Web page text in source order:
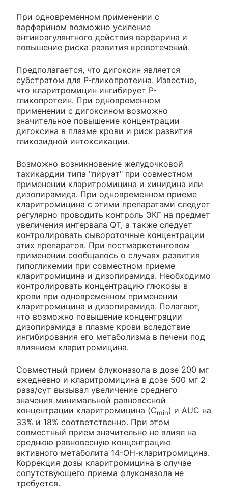
При одновременном применении с
варфарином возможно усиление
антикоагулянтного действия варфарина и
повышение риска развития кровотечений.
Предполагается, что дигоксин является
субстратом для P-гликопротеина. Известно,
что кларитромицин ингибирует P-
гликопротеин. При одновременном
применении с дигоксином возможно
значительное повышение концентрации
дигоксина в плазме крови и риск развития
гликозидной интоксикации.
Возможно возникновение желудочковой
тахикардии типа "пируэт" при совместном
применении кларитромицина и хинидина или
дизопирамида. При одновременном приеме
кларитромицина с этими препаратами следует
регулярно проводить контроль ЭКГ на предмет
увеличения интервала QT, а также следует
контролировать сывороточные концентрации
этих препаратов. При постмаркетинговом
применении сообщалось о случаях развития
гипогликемии при совместном приеме
кларитромицина и дизопирамида. Необходимо
контролировать концентрацию глюкозы в
крови при одновременном применении
кларитромицина и дизопирамида. Полагают,
что возможно повышение концентрации
дизопирамида в плазме крови вследствие
ингибирования его метаболизма в печени под
влиянием кларитромицина.
Совместный прием флуконазола в дозе 200 мг
ежедневно и кларитромицина в дозе 500 мг 2
раза/сут вызывал увеличение среднего
значения минимальной равновесной
концентрации кларитромицина (Cmin) и AUC на
33% и 18% соответственно. При этом
совместный прием значительно не влиял на
среднюю равновесную концентрацию
активного метаболита 14-ОН-кларитромицина.
Коррекция дозы кларитромицина в случае
сопутствующего приема флуконазола не
требуется.